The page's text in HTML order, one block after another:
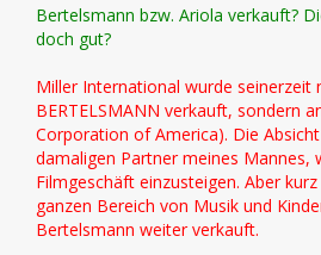
Bertelsmann bzw. Ariola verkauft?
doch gut?
Miller International wurde seinerzeit
BERTELSMANN verkauft, sondern
Corporation of America). Die
damaligen Partner meines Mannes,
Filmgeschäft einzusteigen. Aber
ganzen Bereich von Musik und
Bertelsmann weiter verkauft.